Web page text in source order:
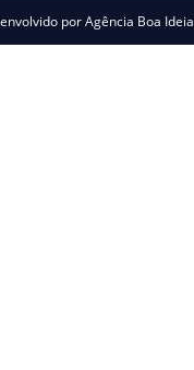
porAgência Boa Ideia